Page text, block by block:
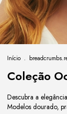
Início .
Coleção
Descubra a
Modelos dourado,